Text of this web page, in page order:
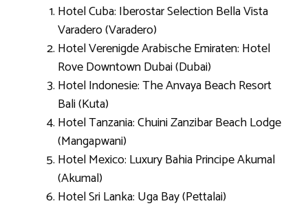
Hotel Cuba: Iberostar Selection Bella Vista
Varadero (Varadero)
Hotel Verenigde Arabische Emiraten: Hotel
Rove Downtown Dubai (Dubai)
Hotel Indonesie: The Anvaya Beach Resort
Bali (Kuta)
Hotel Tanzania: Chuini Zanzibar Beach Lodge
(Mangapwani)
Hotel Mexico: Luxury Bahia Principe Akumal
(Akumal)
Hotel Sri Lanka: Uga Bay (Pettalai)